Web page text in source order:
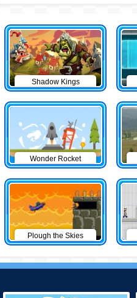
Shadow Kings
Wonder Rocket
Plough the Skies